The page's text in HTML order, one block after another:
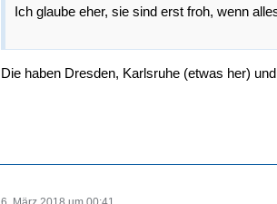
Ich glaube eher, sie sind erst froh, wenn
Die haben Dresden, Karlsruhe (etwas her)